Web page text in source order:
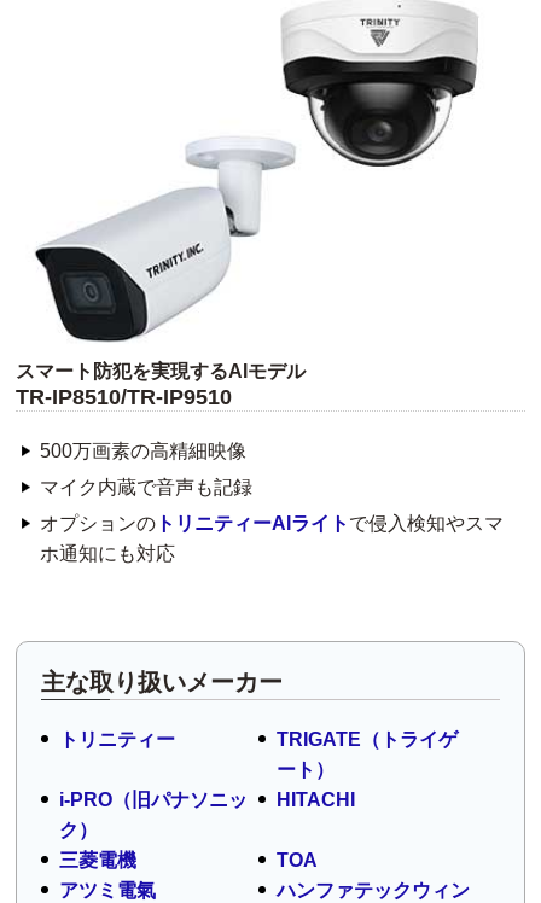
スマート防犯を実現するAIモデル
TR-IP8510/TR-IP9510
500万画素の高精細映像
マイク内蔵で音声も記録
オプションの トリニティーAIライト で侵入検知やスマ
ホ通知にも対応
主な取り扱いメーカー
トリニティー
TRIGATE（トライゲ
ート）
i-PRO（旧パナソニッ
ク）
HITACHI
三菱電機
TOA
アツミ電氣
ハンファテックウィン